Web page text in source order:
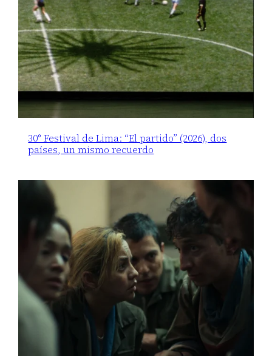
30° Festival de Lima: “El partido” (2026), dos
países, un mismo recuerdo